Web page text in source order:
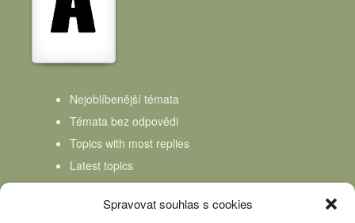
Spravovat souhlas s cookies
Nejoblíbenější témata
Témata bez odpovědi
Topics with most replies
Latest topics
Topics Freshness